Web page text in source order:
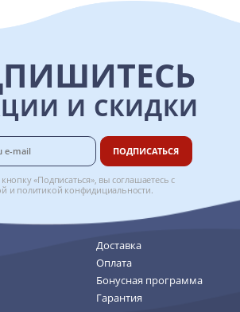
И СКИДКИ
ПОДПИСАТЬСЯ
«Подписаться», вы соглашаетесь с
и политикой конфидициальности.
Доставка
Оплата
Бонусная программа
Гарантия